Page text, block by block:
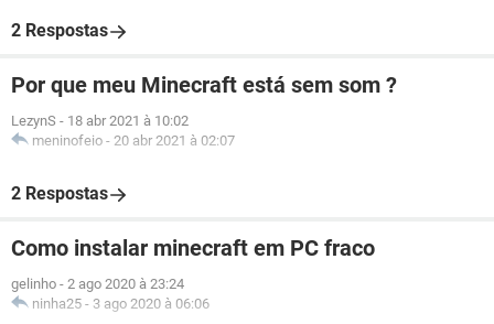
2 Respostas
Por que meu Minecraft está sem som ?
LezynS - 18 abr 2021 à 10:02
meninofeio - 20 abr 2021 à 02:07
2 Respostas
Como instalar minecraft em PC fraco
gelinho - 2 ago 2020 à 23:24
ninha25 - 3 ago 2020 à 06:06